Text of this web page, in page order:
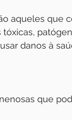
aqueles que
danos à
que